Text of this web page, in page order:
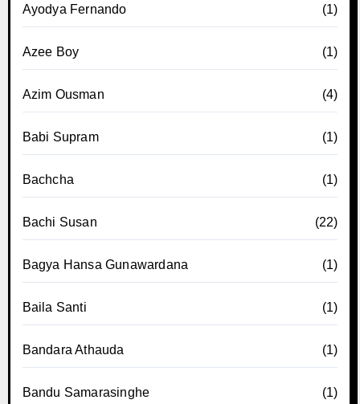
Ayodya Fernando (1)
Azee Boy (1)
Azim Ousman (4)
Babi Supram (1)
Bachcha (1)
Bachi Susan (22)
Bagya Hansa Gunawardana (1)
Baila Santi (1)
Bandara Athauda (1)
Bandu Samarasinghe (1)